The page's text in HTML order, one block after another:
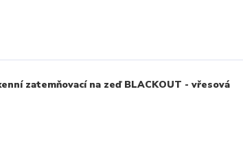
zatemňovací na zeď BLACKOUT - vřesová